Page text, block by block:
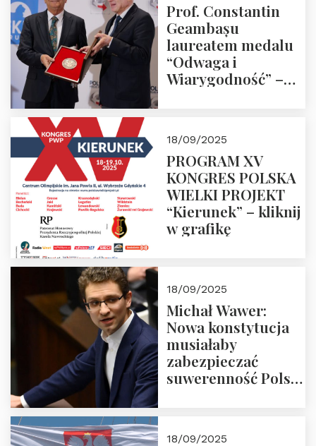
Prof. Constantin
Geambașu
laureatem medalu
“Odwaga i
Wiarygodność” –
18/09/2025
PROGRAM XV
KONGRES POLSKA
WIELKI PROJEKT
“Kierunek” – kliknij
w grafikę
18/09/2025
Michał Wawer:
Nowa konstytucja
musiałaby
zabezpieczać
suwerenność Polski
18/09/2025